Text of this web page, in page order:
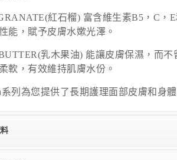
紅石榴) 富含維生素B5，C，
能，賦予皮膚水嫰光澤。
乳木果油) 能讓皮膚保濕，而不
軟，有效維持肌膚水份。
系列為您提供了長期護理面部皮膚和身體